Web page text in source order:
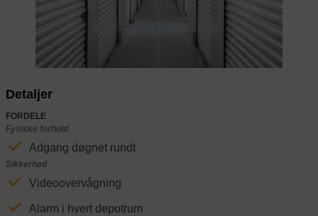
Detaljer
FORDELE
Fysiske forhold
Adgang døgnet rundt
Sikkerhed
Videoovervågning
Alarm i hvert depotrum